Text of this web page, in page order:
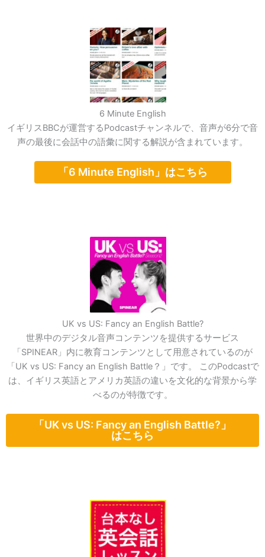
6 Minute English
イギリスBBCが運営するPodcastチャンネルで、音声が6分で音
声の最後に会話中の語彙に関する解説が含まれています。
「6 Minute English」はこちら
UK vs US: Fancy an English Battle?
世界中のデジタル音声コンテンツを提供するサービス
「SPINEAR」内に教育コンテンツとして用意されているのが
「UK vs US: Fancy an English Battle？」です。 このPodcastで
は、イギリス英語とアメリカ英語の違いを文化的な背景から学
べるのが特徴です。
「UK vs US: Fancy an English Battle?」
はこちら